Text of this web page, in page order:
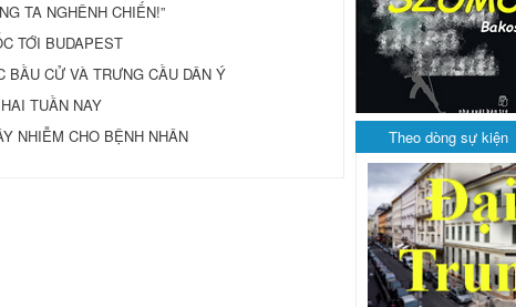
TA NGHÊNH CHIẾN!”
TỚI BUDAPEST
BẦU CỬ VÀ TRƯNG CẦU DÂN Ý
TUẦN NAY
NHIỄM CHO BỆNH NHÂN
Theo dòng sự kiện